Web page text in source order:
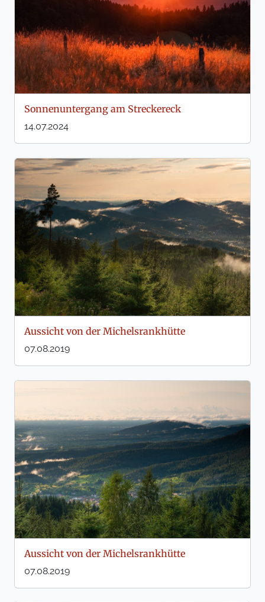
Sonnenuntergang am Streckereck
14.07.2024
Aussicht von der Michelsrankhütte
07.08.2019
Aussicht von der Michelsrankhütte
07.08.2019